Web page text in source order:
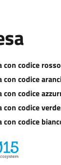
con codice
con codice
con codice
con codice
con codice